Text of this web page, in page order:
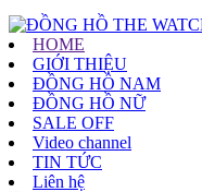
HOME
GIỚI THIỆU
ĐỒNG HỒ NAM
ĐỒNG HỒ NỮ
SALE OFF
Video channel
TIN TỨC
Liên hệ